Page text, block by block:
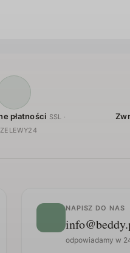
płatności SSL ·
NAPISZ DO NAS
odpowiadamy w